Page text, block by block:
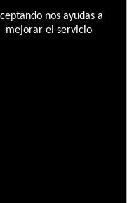
nos ayudas a
mejorar el servicio
zemlja
A nem ismert
verso l'ignoto
desconocida
Country